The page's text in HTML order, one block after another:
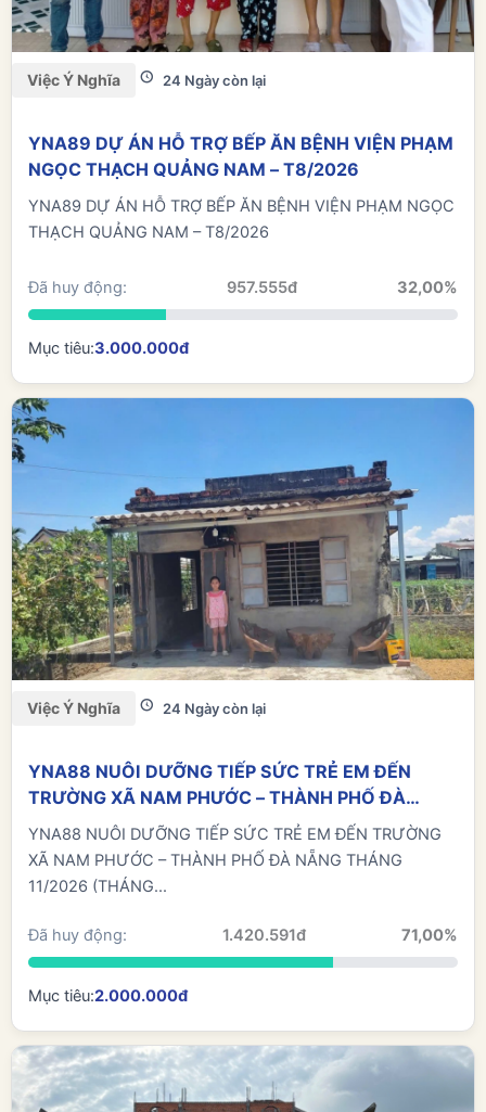
Việc Ý Nghĩa 24 Ngày còn lại
YNA89 DỰ ÁN HỖ TRỢ BẾP ĂN BỆNH VIỆN PHẠM
NGỌC THẠCH QUẢNG NAM – T8/2026
YNA89 DỰ ÁN HỖ TRỢ BẾP ĂN BỆNH VIỆN PHẠM NGỌC
THẠCH QUẢNG NAM – T8/2026
Đã huy động: 957.555đ 32,00%
Mục tiêu:3.000.000đ
Việc Ý Nghĩa 24 Ngày còn lại
YNA88 NUÔI DƯỠNG TIẾP SỨC TRẺ EM ĐẾN
TRƯỜNG XÃ NAM PHƯỚC – THÀNH PHỐ ĐÀ
NẴNG THÁNG 11/2026 (THÁNG THỨ 6)
YNA88 NUÔI DƯỠNG TIẾP SỨC TRẺ EM ĐẾN TRƯỜNG
XÃ NAM PHƯỚC – THÀNH PHỐ ĐÀ NẴNG THÁNG
11/2026 (THÁNG...
Đã huy động: 1.420.591đ 71,00%
Mục tiêu:2.000.000đ